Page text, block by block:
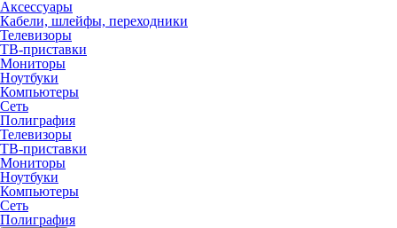
Аксессуары
Кабели, шлейфы, переходники
Телевизоры
ТВ-приставки
Мониторы
Ноутбуки
Компьютеры
Сеть
Полиграфия
Телевизоры
ТВ-приставки
Мониторы
Ноутбуки
Компьютеры
Сеть
Полиграфия